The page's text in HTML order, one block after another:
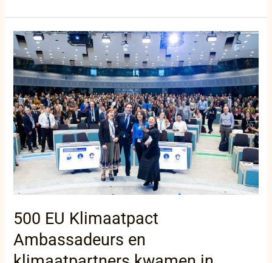
500 EU Klimaatpact
Ambassadeurs en
500
EU
Klimaatpact
Ambassadeurs
en
klimaatpartners
kwamen
in
Brussel
samen
voor
duurzame